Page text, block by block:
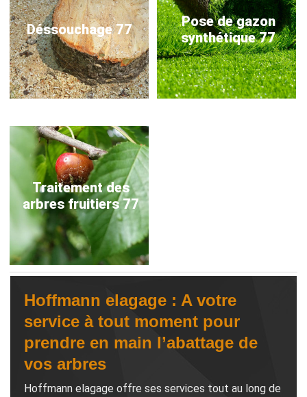
Déssouchage 77
Pose de gazon
synthétique 77
Traitement des
arbres fruitiers 77
Hoffmann elagage : A votre
service à tout moment pour
prendre en main l’abattage de
vos arbres
Hoffmann elagage offre ses services tout au long de